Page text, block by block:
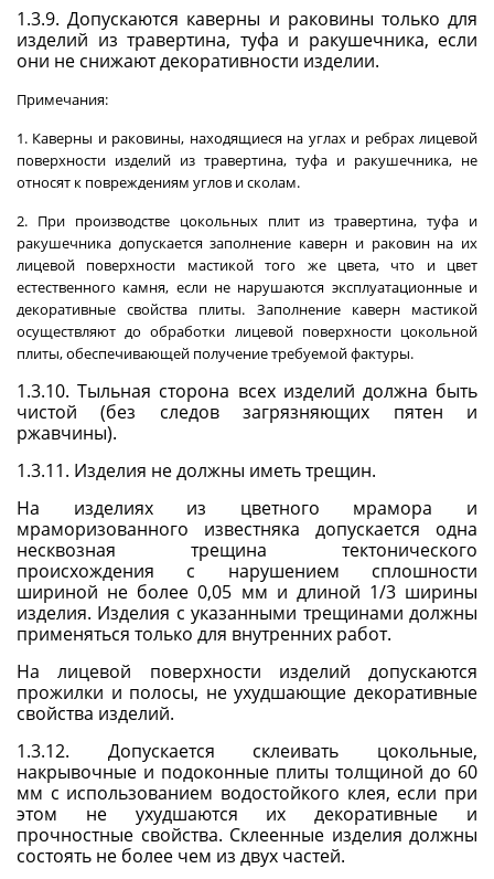
1.3.9. Допускаются каверны и раковины только для
изделий из травертина, туфа и ракушечника, если
они не снижают декоративности изделии.
Примечания:
1. Каверны и раковины, находящиеся на углах и ребрах лицевой
поверхности изделий из травертина, туфа и ракушечника, не
относят к повреждениям углов и сколам.
2. При производстве цокольных плит из травертина, туфа и
ракушечника допускается заполнение каверн и раковин на их
лицевой поверхности мастикой того же цвета, что и цвет
естественного камня, если не нарушаются эксплуатационные и
декоративные свойства плиты. Заполнение каверн мастикой
осуществляют до обработки лицевой поверхности цокольной
плиты, обеспечивающей получение требуемой фактуры.
1.3.10. Тыльная сторона всех изделий должна быть
чистой (без следов загрязняющих пятен и
ржавчины).
1.3.11. Изделия не должны иметь трещин.
На изделиях из цветного мрамора и
мраморизованного известняка допускается одна
несквозная трещина тектонического
происхождения с нарушением сплошности
шириной не более 0,05 мм и длиной 1/3 ширины
изделия. Изделия с указанными трещинами должны
применяться только для внутренних работ.
На лицевой поверхности изделий допускаются
прожилки и полосы, не ухудшающие декоративные
свойства изделий.
1.3.12. Допускается склеивать цокольные,
накрывочные и подоконные плиты толщиной до 60
мм с использованием водостойкого клея, если при
этом не ухудшаются их декоративные и
прочностные свойства. Склеенные изделия должны
состоять не более чем из двух частей.